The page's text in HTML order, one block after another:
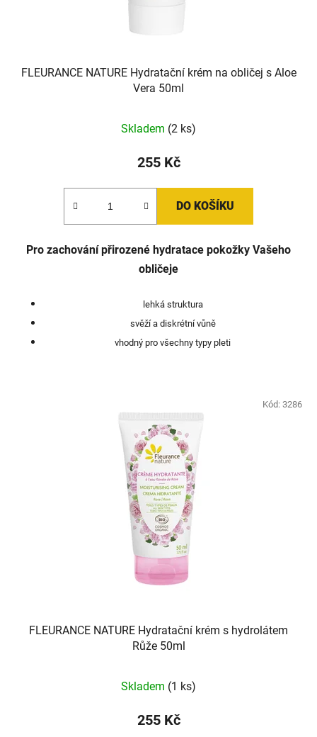
FLEURANCE NATURE Hydratační krém na obličej s Aloe
Vera 50ml
Skladem (2 ks)
255 Kč
DO KOŠÍKU
Pro zachování přirozené hydratace pokožky Vašeho
obličeje
lehká struktura
svěží a diskrétní vůně
vhodný pro všechny typy pleti
FLEURANCE NATURE Hydratační krém s hydrolátem
Růže 50ml
Skladem (1 ks)
255 Kč
Kód: 3286